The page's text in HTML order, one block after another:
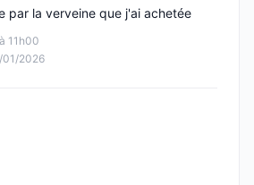
11h00
01/2026
par la verveine que j'ai achetée